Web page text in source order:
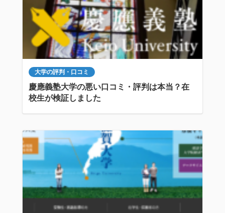
大学の評判・口コミ
慶應義塾大学の悪い口コミ・評判は本当？在
校生が検証しました